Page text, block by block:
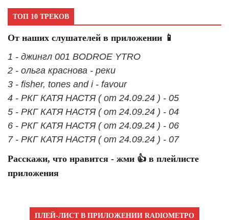
ТОП 10 ТРЕКОВ
От наших слушателей в приложении 📱
1 - джингл 001 BODROE YTRO
2 - ольга краснова - реки
3 - fisher, tones and i - favour
4 - РКГ КАТЯ НАСТЯ ( от 24.09.24 ) - 05
5 - РКГ КАТЯ НАСТЯ ( от 24.09.24 ) - 04
6 - РКГ КАТЯ НАСТЯ ( от 24.09.24 ) - 06
7 - РКГ КАТЯ НАСТЯ ( от 24.09.24 ) - 07
Расскажи, что нравится - жми 👍 в плейлисте
приложения
ПЛЕЙ-ЛИСТ В ПРИЛОЖЕНИИ RADIOМЕТРО